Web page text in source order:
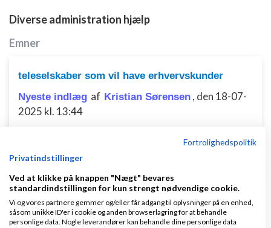
Diverse administration hjælp
Emner
teleselskaber som vil have erhvervskunder
Nyeste indlæg af Kristian Sørensen , den 18-07-
2025 kl. 13:44
7 svar
En " KØBERRÅDGIVER " er for Boligkøber
Nyeste indlægafKenneth Madsen,den 07-02-
Fortrolighedspolitik
Privatindstillinger
Ved at klikke på knappen "Nægt" bevares
standardindstillingen for kun strengt nødvendige cookie.
Vi og vores partnere gemmer og/eller får adgang til oplysninger på en enhed,
såsom unikke ID'er i cookie og anden browserlagring for at behandle
personlige data. Nogle leverandører kan behandle dine personlige data